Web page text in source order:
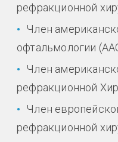
рефракционной
Член
офтальмологии
Член
рефракционной
Член
рефракционной